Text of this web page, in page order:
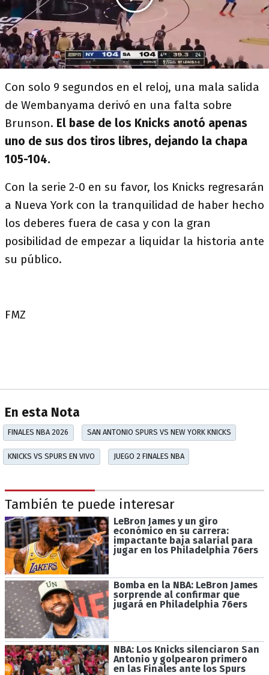
Con solo 9 segundos en el reloj, una mala salida
de Wembanyama derivó en una falta sobre
Brunson. El base de los Knicks anotó apenas
uno de sus dos tiros libres, dejando la chapa
105-104.
Con la serie 2-0 en su favor, los Knicks regresarán
a Nueva York con la tranquilidad de haber hecho
los deberes fuera de casa y con la gran
posibilidad de empezar a liquidar la historia ante
su público.
FMZ
En esta Nota
FINALES NBA 2026 SAN ANTONIO SPURS VS NEW YORK KNICKS
KNICKS VS SPURS EN VIVO JUEGO 2 FINALES NBA
También te puede interesar
LeBron James y un giro
económico en su carrera:
impactante baja salarial para
jugar en los Philadelphia 76ers
Bomba en la NBA: LeBron James
sorprende al confirmar que
jugará en Philadelphia 76ers
NBA: Los Knicks silenciaron San
Antonio y golpearon primero
en las Finales ante los Spurs